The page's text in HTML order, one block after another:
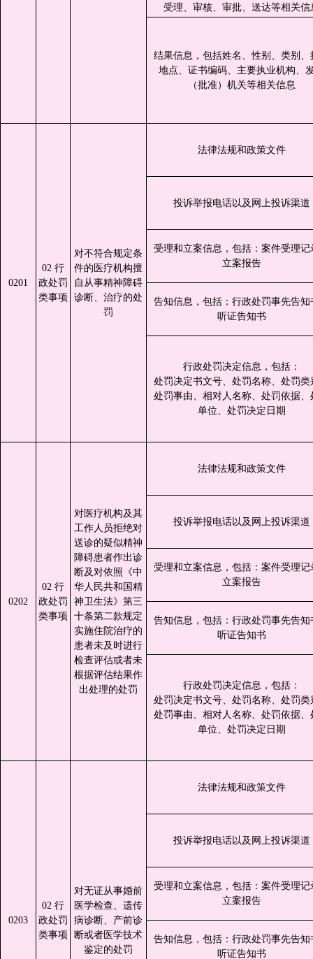
受理、审核、审批、送达等相关信
结果信息，包括姓名、性别、类别、
地点、证书编码、主要执业机构、
（批准）机关等相关信息
0201
02 行
政处罚
类事项
对不符合规定条
件的医疗机构擅
自从事精神障碍
诊断、治疗的处
罚
法律法规和政策文件
投诉举报电话以及网上投诉渠道
受理和立案信息，包括：案件受理记
立案报告
告知信息，包括：行政处罚事先告知
听证告知书
行政处罚决定信息，包括：
处罚决定书文号、处罚名称、处罚类
处罚事由、相对人名称、处罚依据、
单位、处罚决定日期
0202
02 行
政处罚
类事项
对医疗机构及其
工作人员拒绝对
送诊的疑似精神
障碍患者作出诊
断及对依照《中
华人民共和国精
神卫生法》第三
十条第二款规定
实施住院治疗的
患者未及时进行
检查评估或者未
根据评估结果作
出处理的处罚
法律法规和政策文件
投诉举报电话以及网上投诉渠道
受理和立案信息，包括：案件受理记
立案报告
告知信息，包括：行政处罚事先告知
听证告知书
行政处罚决定信息，包括：
处罚决定书文号、处罚名称、处罚类
处罚事由、相对人名称、处罚依据、
单位、处罚决定日期
0203
02 行
政处罚
类事项
对无证从事婚前
医学检查、遗传
病诊断、产前诊
断或者医学技术
鉴定的处罚
法律法规和政策文件
投诉举报电话以及网上投诉渠道
受理和立案信息，包括：案件受理记
立案报告
告知信息，包括：行政处罚事先告知
听证告知书